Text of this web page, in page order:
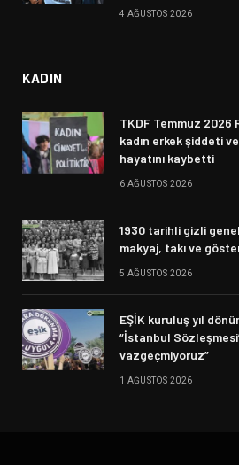
4 AĞUSTOS 2026
KADIN
TKDF Temmuz 2026
kadın erkek şiddeti
hayatını kaybetti
6 AĞUSTOS 2026
1930 tarihli gizli
makyaj, takı ve
5 AĞUSTOS 2026
EŞİK kuruluş yıl
“İstanbul
vazgeçmiyoruz”
1 AĞUSTOS 2026